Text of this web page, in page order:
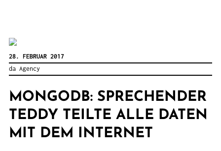
28. FEBRUAR 2017
da Agency
MONGODB: SPRECHENDER
TEDDY TEILTE ALLE DATEN
MIT DEM INTERNET